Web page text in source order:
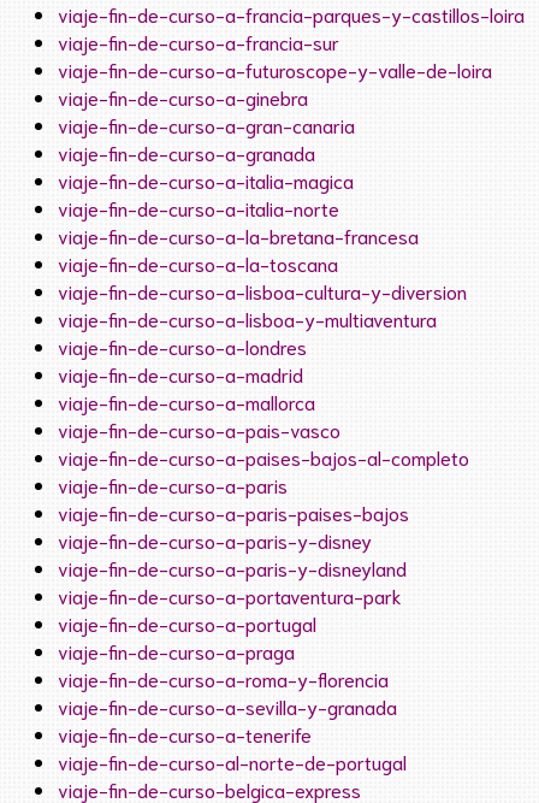
viaje-fin-de-curso-a-francia-parques-y-castillos-loira
viaje-fin-de-curso-a-francia-sur
viaje-fin-de-curso-a-futuroscope-y-valle-de-loira
viaje-fin-de-curso-a-ginebra
viaje-fin-de-curso-a-gran-canaria
viaje-fin-de-curso-a-granada
viaje-fin-de-curso-a-italia-magica
viaje-fin-de-curso-a-italia-norte
viaje-fin-de-curso-a-la-bretana-francesa
viaje-fin-de-curso-a-la-toscana
viaje-fin-de-curso-a-lisboa-cultura-y-diversion
viaje-fin-de-curso-a-lisboa-y-multiaventura
viaje-fin-de-curso-a-londres
viaje-fin-de-curso-a-madrid
viaje-fin-de-curso-a-mallorca
viaje-fin-de-curso-a-pais-vasco
viaje-fin-de-curso-a-paises-bajos-al-completo
viaje-fin-de-curso-a-paris
viaje-fin-de-curso-a-paris-paises-bajos
viaje-fin-de-curso-a-paris-y-disney
viaje-fin-de-curso-a-paris-y-disneyland
viaje-fin-de-curso-a-portaventura-park
viaje-fin-de-curso-a-portugal
viaje-fin-de-curso-a-praga
viaje-fin-de-curso-a-roma-y-florencia
viaje-fin-de-curso-a-sevilla-y-granada
viaje-fin-de-curso-a-tenerife
viaje-fin-de-curso-al-norte-de-portugal
viaje-fin-de-curso-belgica-express